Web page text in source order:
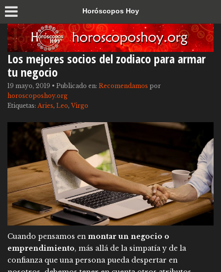
Horóscopos Hoy
Los mejores socios del zodiaco para armar
tu negocio
19 mayo, 2019 • Publicado en: Recomendamos por
horoscoposhoy.org
Etiquetas: Aries, Leo,Virgo
Cuando pensamos en montar un negocio o
emprendimiento, más allá de la simpatía y de la
confianza que una persona pueda despertar en